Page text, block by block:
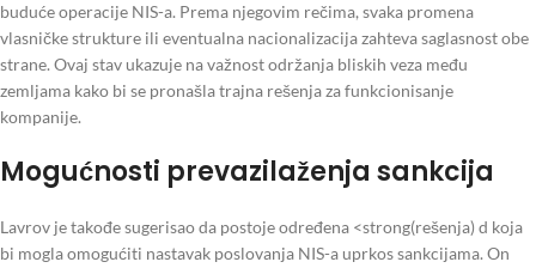
buduće operacije NIS-a. Prema njegovim rečima, svaka promena
vlasničke strukture ili eventualna nacionalizacija zahteva saglasnost obe
strane. Ovaj stav ukazuje na važnost održanja bliskih veza među
zemljama kako bi se pronašla trajna rešenja za funkcionisanje
kompanije.
Mogućnosti prevazilaženja sankcija
Lavrov je takođe sugerisao da postoje određena <strong(rešenja) d koja
bi mogla omogućiti nastavak poslovanja NIS-a uprkos sankcijama. On